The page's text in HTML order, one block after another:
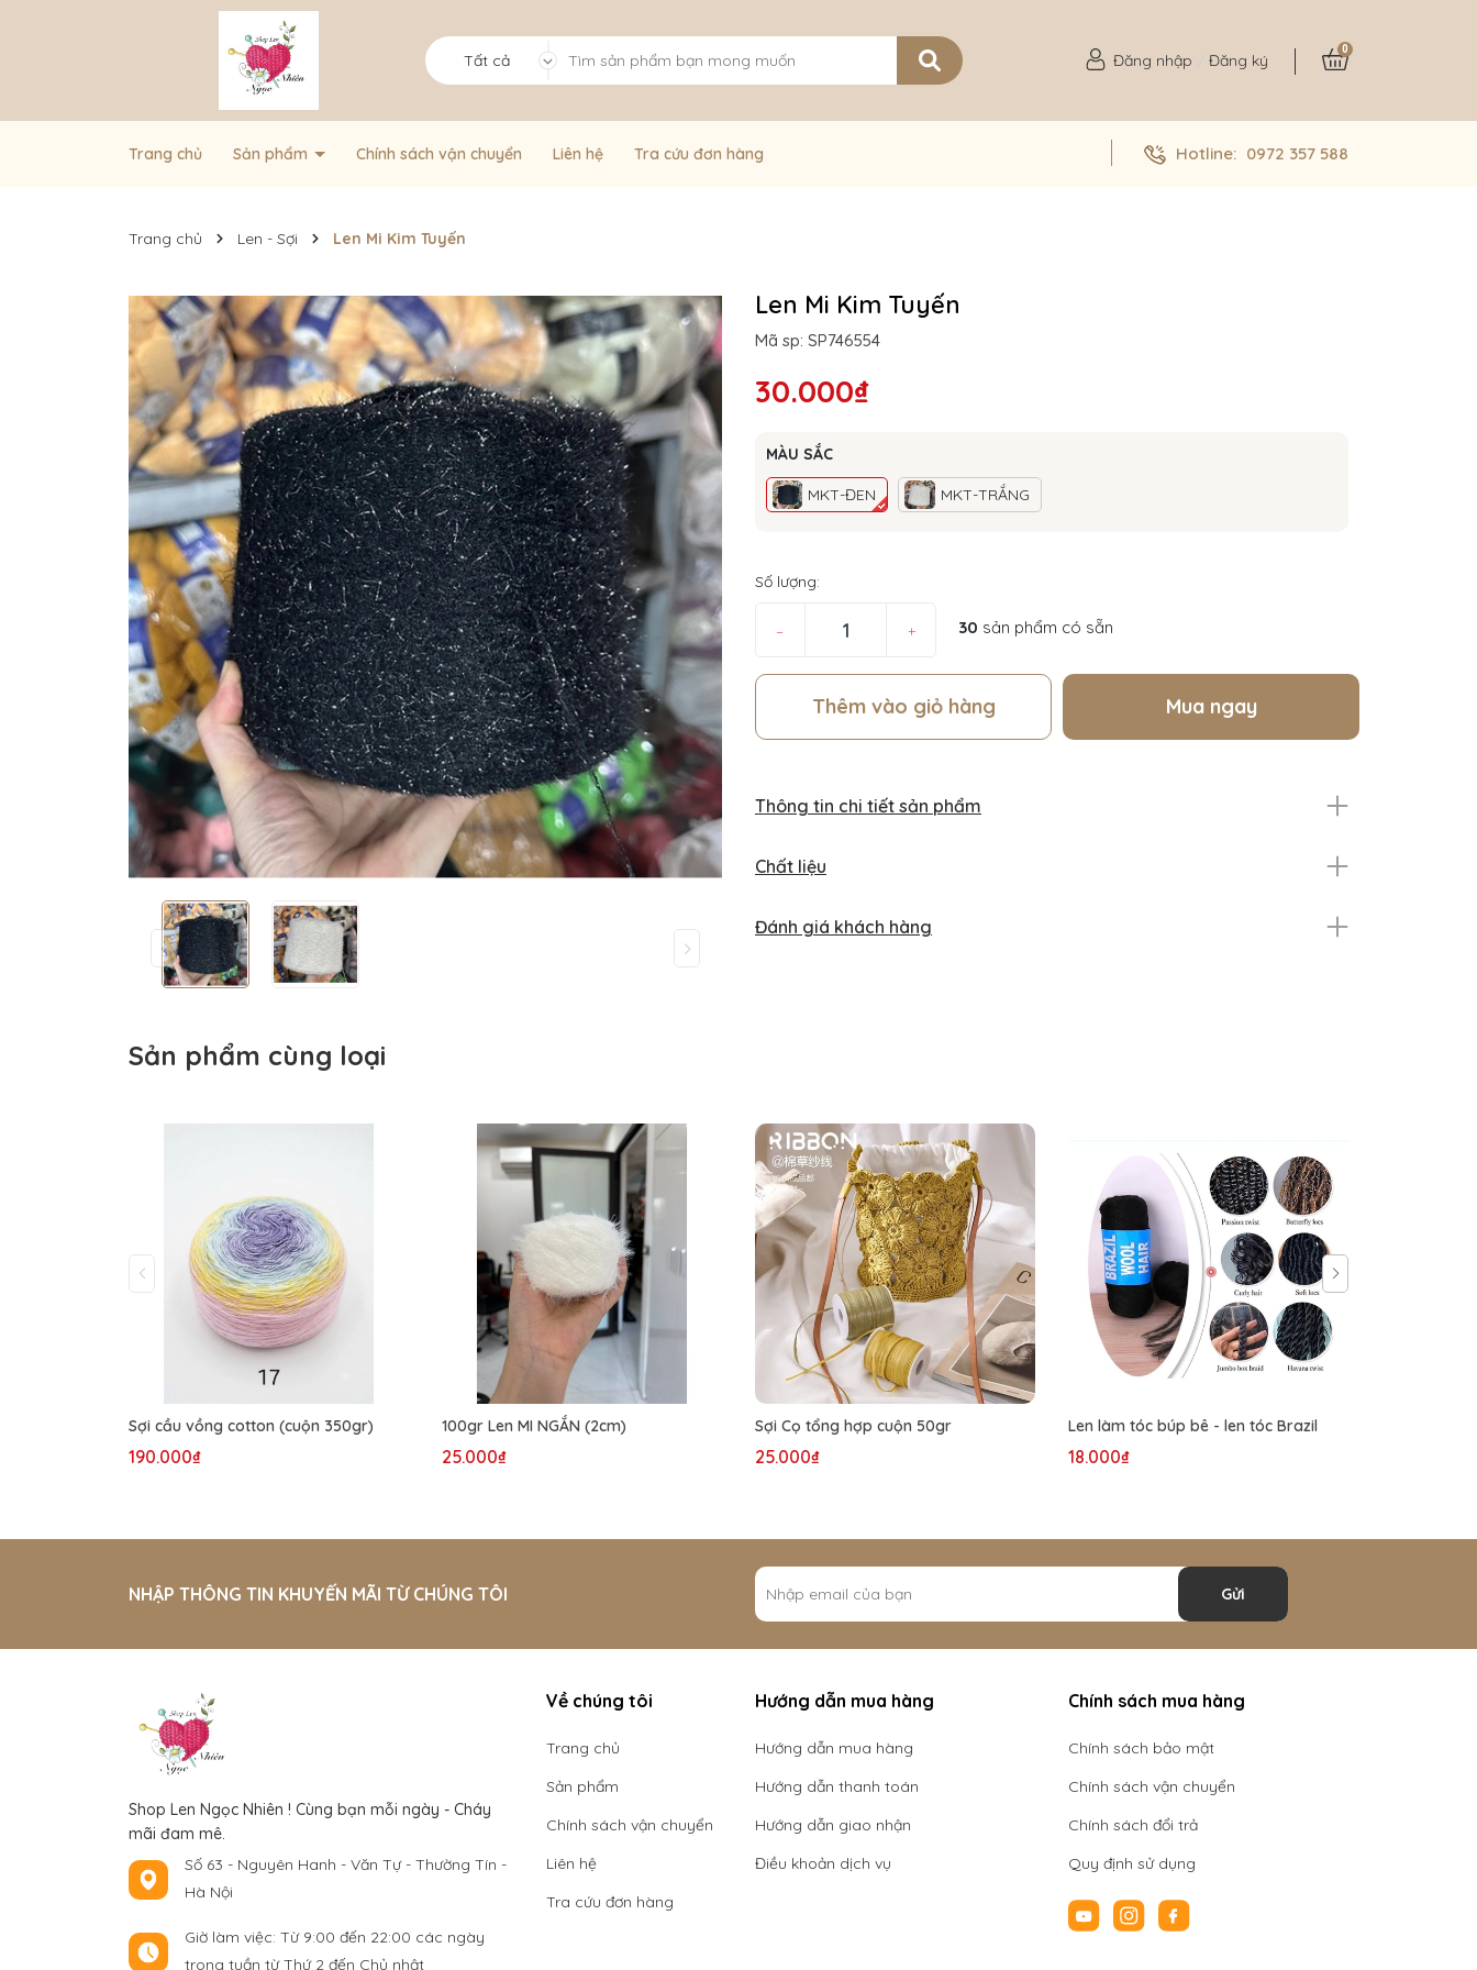
Tất cả Đăng nhập Đăng ký
0
Trang chủ Sản phẩm Chính sách vận chuyển Liên hệ Tra cứu đơn hàng Hotline: 0972 357 588
Trang chủ Len - Sợi Len Mi Kim Tuyến
Len Mi Kim Tuyến
Mã sp: SP746554
30.000₫
MÀU SẮC
MKT-ĐEN MKT-TRẮNG
Số lượng:
– + 30 sản phẩm có sẵn
Thêm vào giỏ hàng Mua ngay
Thông tin chi tiết sản phẩm
Chất liệu
Đánh giá khách hàng
Sản phẩm cùng loại
Sợi cầu vồng cotton (cuộn 350gr)
190.000₫
100gr Len MI NGẮN (2cm)
25.000₫
Sợi Cọ tổng hợp cuộn 50gr
25.000₫
Len làm tóc búp bê - len tóc Brazil
18.000₫
NHẬP THÔNG TIN KHUYẾN MÃI TỪ CHÚNG TÔI Gửi
Shop Len Ngọc Nhiên ! Cùng bạn mỗi ngày - Cháy
mãi đam mê.
Số 63 - Nguyên Hanh - Văn Tự - Thường Tín -
Hà Nội
Giờ làm việc: Từ 9:00 đến 22:00 các ngày
trong tuần từ Thứ 2 đến Chủ nhật
Về chúng tôi
Trang chủ
Sản phẩm
Chính sách vận chuyển
Liên hệ
Tra cứu đơn hàng
Hướng dẫn mua hàng
Hướng dẫn mua hàng
Hướng dẫn thanh toán
Hướng dẫn giao nhận
Điều khoản dịch vụ
Chính sách mua hàng
Chính sách bảo mật
Chính sách vận chuyển
Chính sách đổi trả
Quy định sử dụng